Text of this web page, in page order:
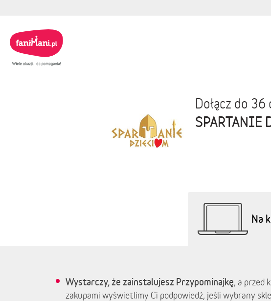
Dołącz do
SPARTANIE
Na
Wystarczy, że zainstalujesz Przypominajkę, a przed
zakupami wyświetlimy Ci podpowiedź, jeśli wybrany